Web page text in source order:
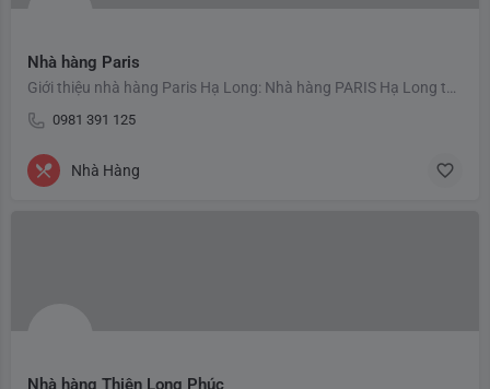
Nhà hàng Paris
0981 391 125
Nhà Hàng
Nhà hàng Thiên Long Phúc